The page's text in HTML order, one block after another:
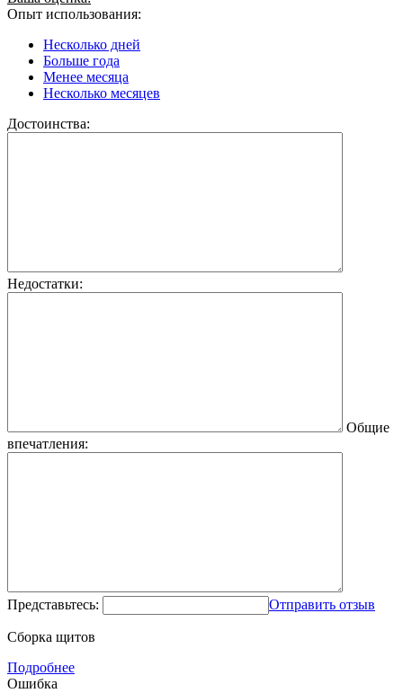
Опыт использования:
Несколько дней
Больше года
Менее месяца
Несколько месяцев
Достоинства:
Недостатки:
Общие
впечатления:
Представьтесь: Отправить отзыв
Сборка щитов
Подробнее
Ошибка